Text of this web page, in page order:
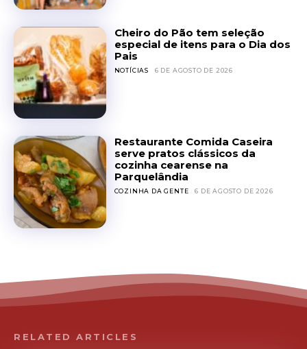
Cheiro do Pão tem seleção
especial de itens para o Dia dos
Pais
NOTÍCIAS 6 DE AGOSTO DE 2026
Restaurante Comida Caseira
serve pratos clássicos da
cozinha cearense na
Parquelândia
COZINHA DA GENTE 6 DE AGOSTO DE 2026
RELATED ARTICLES